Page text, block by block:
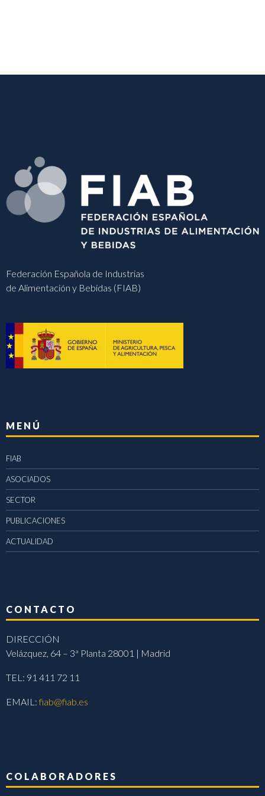
Federación Española de Industrias
de Alimentación y Bebidas (FIAB)
MENÚ
FIAB
ASOCIADOS
SECTOR
PUBLICACIONES
ACTUALIDAD
CONTACTO
DIRECCIÓN
Velázquez, 64 – 3ª Planta 28001 | Madrid
TEL: 91 411 72 11
EMAIL:fiab@fiab.es
COLABORADORES